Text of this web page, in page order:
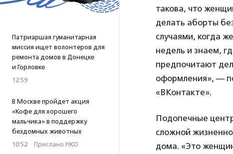
Патриаршая гуманитарная
миссия ищет волонтеров для
ремонта домов в Донецке
и Горловке
12:59
В Москве пройдет акция
«Кофе для хорошего
мальчика» в поддержку
бездомных животных
10:52 · Прислано НКО
такова, что
делать аборты
случаями, когда
недель и знаем,
предпочитают
оформления», —
«ВКонтакте».
Подопечные
сложной
дома. «Это